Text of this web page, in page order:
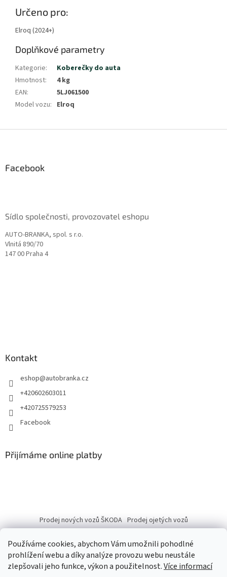
Používáme cookies, abychom Vám umožnili pohodlné
prohlížení webu a díky analýze provozu webu neustále
zlepšovali jeho funkce, výkon a použitelnost.Více informací
Určeno pro:
Elroq (2024+)
Doplňkové parametry
Kategorie:
Koberečky do auta
Hmotnost:
4 kg
EAN:
5LJ061500
Model vozu: Elroq
Facebook
Sídlo společnosti, provozovatel eshopu
AUTO-BRANKA, spol. s r.o.
Vlnitá 890/70
147 00 Praha 4
Kontakt
eshop@autobranka.cz
+420602603011
+420725579253
Facebook
Přijímáme online platby
Prodej nových vozů ŠKODA Prodej ojetých vozů